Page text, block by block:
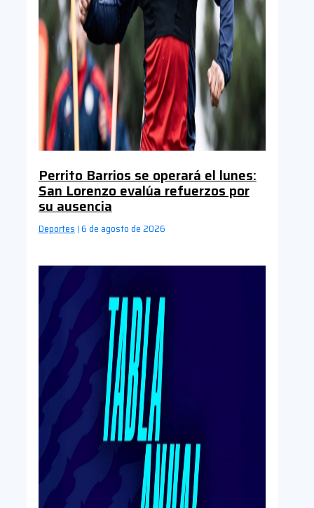
Perrito Barrios se operará el lunes:
San Lorenzo evalúa refuerzos por
su ausencia
Deportes | 6 de agosto de 2026